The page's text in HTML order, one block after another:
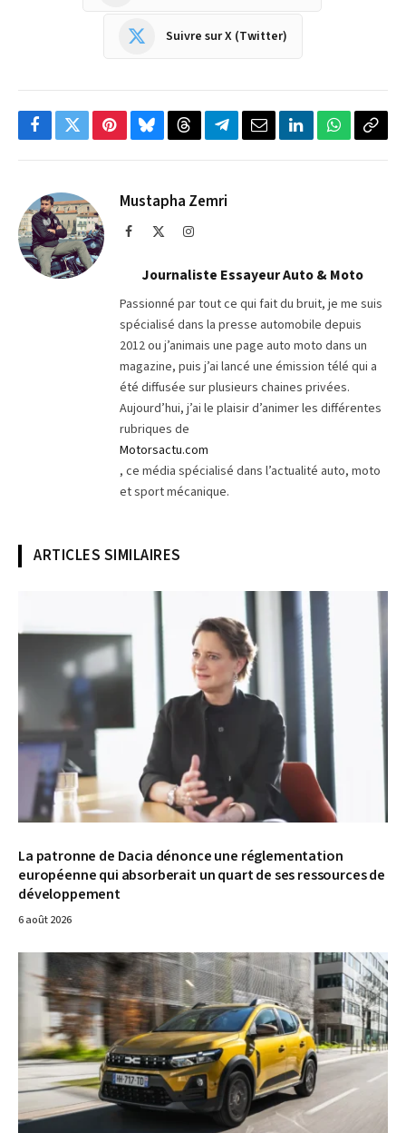
Suivre sur X (Twitter)
Facebook
TwitterPinterestBlueskyThreadsPartager
Telegram
EmailLinkedInWhatsApp
Mustapha Zemri
Facebook Instagram
Journaliste Essayeur Auto & Moto
Passionné par tout ce qui fait du bruit, je me suis
spécialisé dans la presse automobile depuis
2012 ou j’animais une page auto moto dans un
magazine, puis j’ai lancé une émission télé qui a
été diffusée sur plusieurs chaines privées.
Aujourd’hui, j’ai le plaisir d’animer les différentes
rubriques de
Motorsactu.com
, ce média spécialisé dans l’actualité auto, moto
et sport mécanique.
ARTICLES SIMILAIRES
La patronne de Dacia dénonce une réglementation
européenne qui absorberait un quart de ses ressources de
développement
6 août 2026